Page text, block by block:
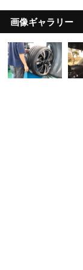
画像ギャラリー